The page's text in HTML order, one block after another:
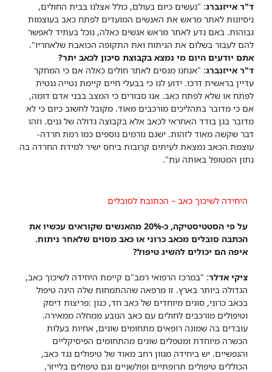
ד"ר אייזנברג: "נעשים כיום בעולם, כולל אצלנו בבית החולים,
ניסיונות לאתר מראש את האנשים המועדים לפתח כאב בעוצמות
גבוהות. באם נדע לאתר מראש אנשים כאלה, נוכל בעתיד לאפשר
להם לעבור בשלום את הניתוח ואת התקופה הכואבת שלאחריו".
אתם יודעים היום מי נמצא בקבוצת סיכון לכאב יתר?
ד"ר אייזנברג: "אנחנו מנסים לאתר חולים כאלה אם כי המחקר
עדיין בראשית דרכו. ידוע לנו כי בבעלי חיים קיימת נטייה גנטית
לפתח או שלא לפתח כאב. אנו סבורים כי המצב בבני אדם דומה,
אם כי מדובר בתהליכים מורכבים מאוד. מקובל לחשוב כיום כי לא
מדובר בגן בודד האחראי לכאב אלא בקבוצה גדולה של גנים. וזהו
דבר שקשה מאוד לזהות. ישנם גורמים נוספים כמו רמת חרדה-
עוצמת הכאב נמצאת לעיתים קרובות ביחס ישיר למידת החרדה בה
נתון המטופל באותה עת".
היחידה לשיכוך כאב – הכתובת לסובלים
על פי הסטטיסטיקה, כ-20% מהאנשים שקוראים עכשיו את
הכתבה סובלים מכאב כרוני או כאב מסוים שלאחר ניתוח.
איפה הם יכולים להשיג טיפול?
ציקי אדלר: "במרכז הרפואי רמב"ם קיימת היחידה לשיכוך כאב,
הגדולה ביותר בארץ. זו מרפאה שההתמחות שלה הינה טיפול
בכאב כרוני, סוגים מיוחדים של כאב חד, כגון :פריצות דיסק
וטיפולים מורכבים לחולים עם כאב הנובע ממחלה ממאירה.
עובדים בה שמונה רופאים מתחומים שונים, אחיות בעלות
הכשרה מיוחדת ומטפלים שונים מהתחומים הפיסיקליים
והנפשיים. יש ביחידה מגוון רחב מאוד של טיפולים נגד כאב,
הכוללים טיפולים תרופתיים ופולשניים וגם טיפולים בלייזר,